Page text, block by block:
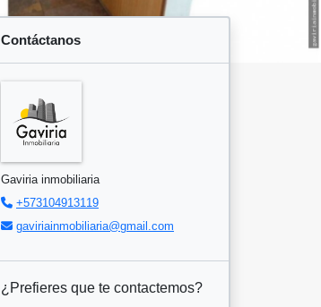
Contáctanos
Gaviria inmobiliaria
+573104913119
gaviriainmobiliaria@gmail.com
¿Prefieres que te contactemos?